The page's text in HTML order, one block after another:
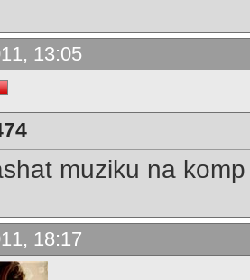
13:05
muziku na komp
18:17